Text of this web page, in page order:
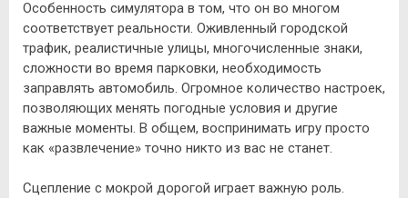
Особенность симулятора в том, что он во многом
соответствует реальности. Оживленный городской
трафик, реалистичные улицы, многочисленные знаки,
сложности во время парковки, необходимость
заправлять автомобиль. Огромное количество настроек,
позволяющих менять погодные условия и другие
важные моменты. В общем, воспринимать игру просто
как «развлечение» точно никто из вас не станет.
Сцепление с мокрой дорогой играет важную роль.